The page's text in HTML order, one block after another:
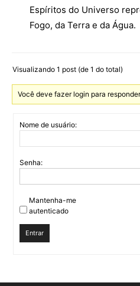
Espíritos do Universo
Fogo, da Terra e da Água.
Visualizando 1 post (de 1 do total)
Você deve fazer login para
Nome de usuário:
Senha:
Mantenha-me
autenticado
Entrar